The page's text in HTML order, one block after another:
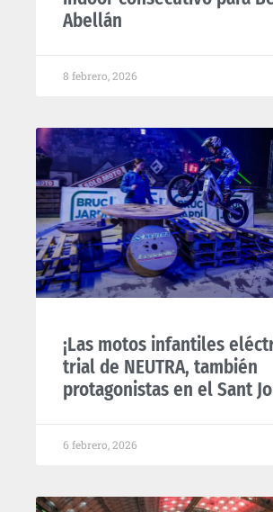
Abellán
8 febrero, 2026
¡Las motos infantiles
trial de NEUTRA, también
protagonistas en el Sant
6 febrero, 2026